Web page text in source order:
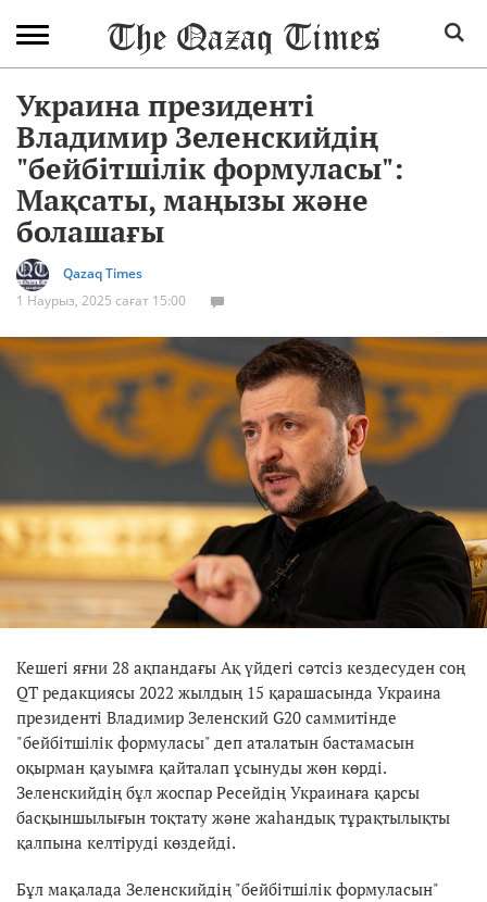
Украина президенті
Владимир Зеленскийдің
"бейбітшілік формуласы":
Мақсаты, маңызы және
болашағы
Qazaq Times
1 Наурыз, 2025 сағат 15:00
Кешегі яғни 28 ақпандағы Ақ үйдегі сәтсіз кездесуден соң
QT редакциясы 2022 жылдың 15 қарашасында Украина
президенті Владимир Зеленский G20 саммитінде
"бейбітшілік формуласы" деп аталатын бастамасын
оқырман қауымға қайталап ұсынуды жөн көрді.
Зеленскийдің бұл жоспар Ресейдің Украинаға қарсы
басқыншылығын тоқтату және жаһандық тұрақтылықты
қалпына келтіруді көздейді.
Бұл мақалада Зеленскийдің "бейбітшілік формуласын"